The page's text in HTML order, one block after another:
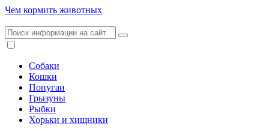
Чем кормить животных
Собаки
Кошки
Попугаи
Грызуны
Рыбки
Хорьки и хищники